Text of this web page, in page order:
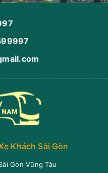
11 Chọn mua
13:50
Sân bay Tân Sơn
4
13:55(2 giờ 55 phút)
Sân bay Tân Sơn Nhất
Khách Sài Gòn
Gòn Vũng Tàu